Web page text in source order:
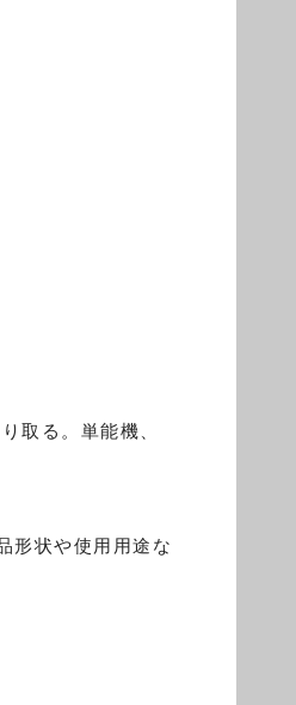
取る。単能機、
形状や使用用途な